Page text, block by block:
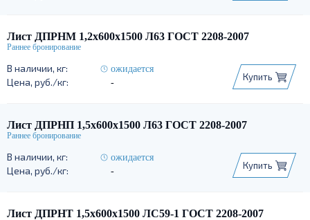
Лист ДПРНМ 1,2х600х1500 Л63 ГОСТ 2208-2007
ожидается
-
Купить
Лист ДПРНП 1,5х600х1500 Л63 ГОСТ 2208-2007
ожидается
-
Купить
Лист ДПРНТ 1,5х600х1500 ЛС59-1 ГОСТ 2208-2007